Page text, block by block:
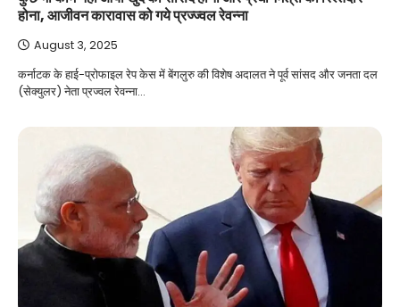
होना, आजीवन कारावास को गये प्रज्ज्वल रेवन्ना
August 3, 2025
कर्नाटक के हाई-प्रोफाइल रेप केस में बेंगलुरु की विशेष अदालत ने पूर्व सांसद और जनता दल
(सेक्युलर) नेता प्रज्वल रेवन्ना…